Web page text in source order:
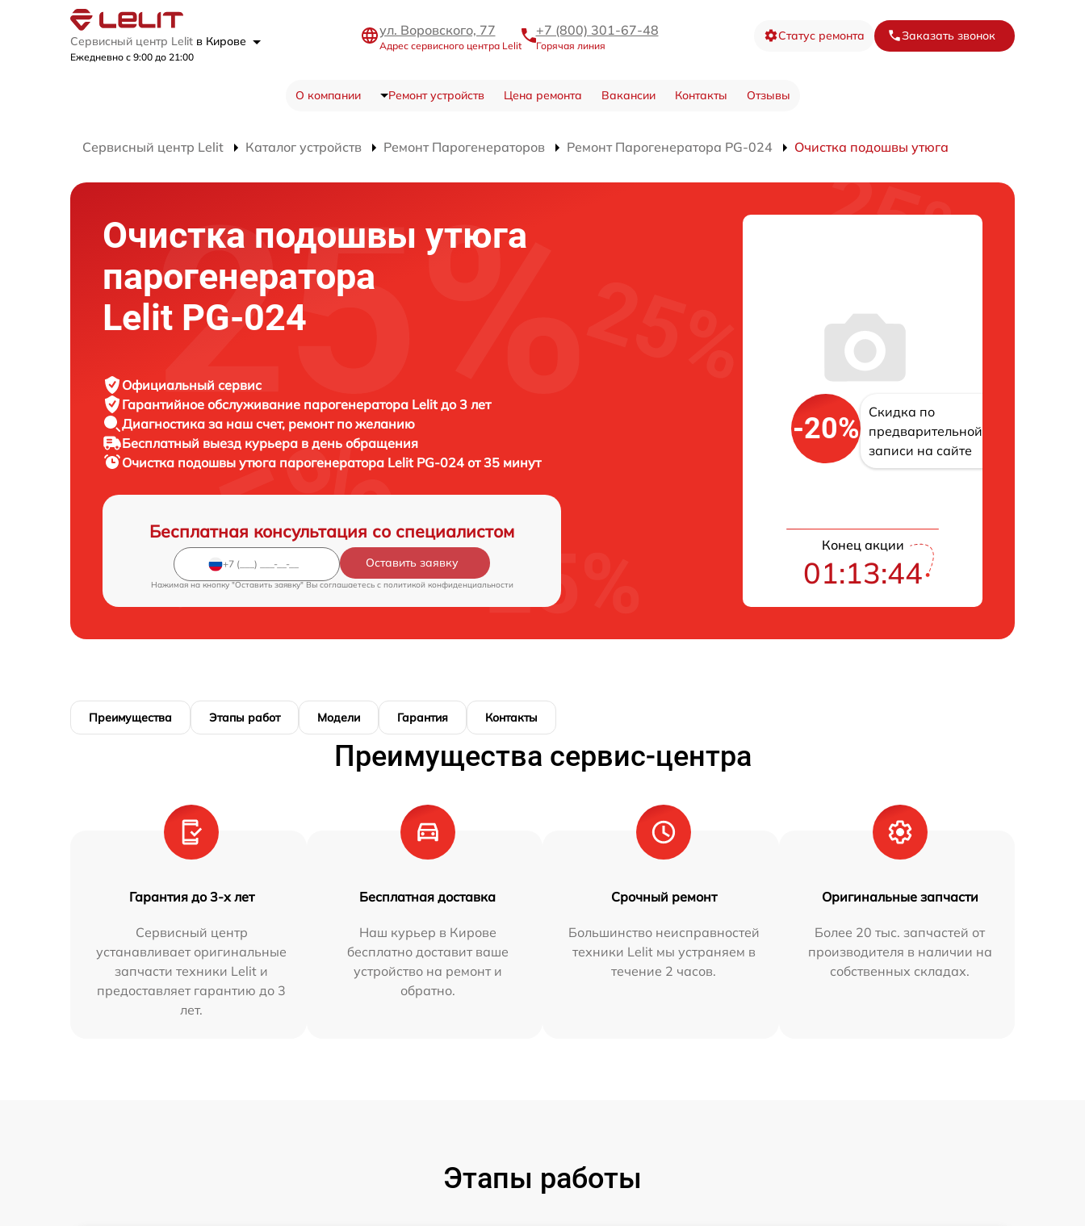
Сервисный центр Lelit в Кирове
Ежедневно с 9:00 до 21:00
ул. Воровского, 77
Адрес сервисного центра Lelit
+7 (800) 301-67-48
Горячая линия
Статус ремонта Заказать звонок
О компании Ремонт устройств Цена ремонта Вакансии Контакты Отзывы
Сервисный центр Lelit Каталог устройств Ремонт Парогенераторов Ремонт Парогенератора PG-024 Очистка подошвы утюга
Очистка подошвы утюга
парогенератора
Lelit PG-024
Официальный сервис
Гарантийное обслуживание парогенератора Lelit до 3 лет
Диагностика за наш счет, ремонт по желанию
Бесплатный выезд курьера в день обращения
Очистка подошвы утюга парогенератора Lelit PG-024 от 35 минут
Бесплатная консультация со специалистом
Оставить заявку
Нажимая на кнопку "Оставить заявку" Вы соглашаетесь c политикой конфиденциальности
-20%
Скидка по
предварительной
записи на сайте
Конец акции
01:13:43
Преимущества Этапы работ Модели Гарантия Контакты
Преимущества сервис-центра
Гарантия до 3-х лет
Сервисный центр
устанавливает оригинальные
запчасти техники Lelit и
предоставляет гарантию до 3
лет.
Бесплатная доставка
Наш курьер в Кирове
бесплатно доставит ваше
устройство на ремонт и
обратно.
Срочный ремонт
Большинство неисправностей
техники Lelit мы устраняем в
течение 2 часов.
Оригинальные запчасти
Более 20 тыс. запчастей от
производителя в наличии на
собственных складах.
Этапы работы